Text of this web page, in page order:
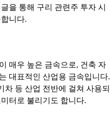
을 통해 구리 관련주 투자 시
니다.
매우 높은 금속으로, 건축 자
대표적인 산업용 금속입니다.
차 등 산업 전반에 걸쳐 사용되
터로 불리기도 합니다.